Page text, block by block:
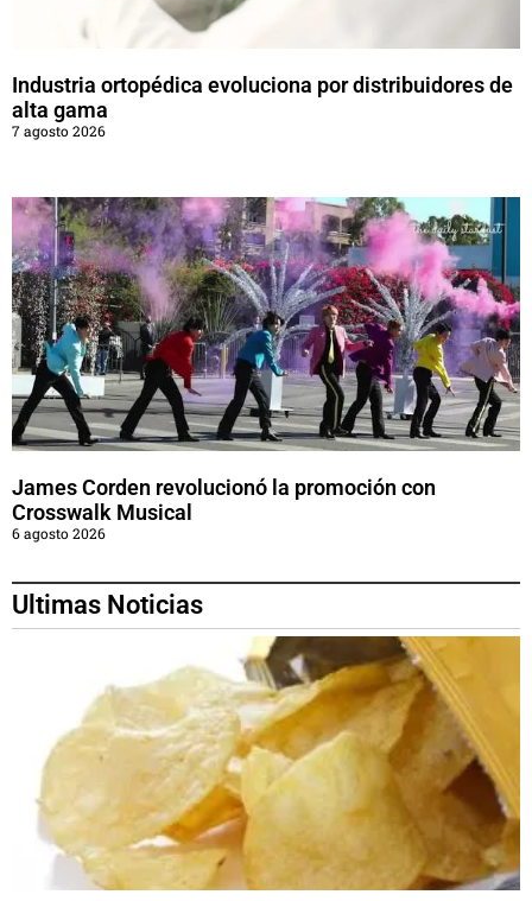
Industria ortopédica evoluciona por distribuidores de
alta gama
7 agosto 2026
James Corden revolucionó la promoción con
Crosswalk Musical
6 agosto 2026
Ultimas Noticias